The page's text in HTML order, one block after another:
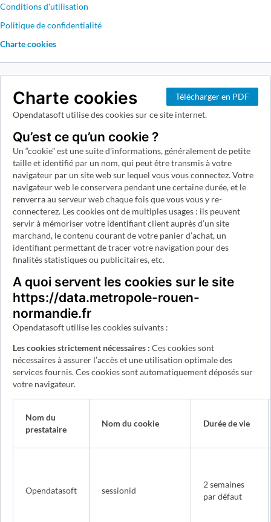
Conditions d'utilisation
Politique de confidentialité
Charte cookies
Télécharger en PDF
Charte cookies
Opendatasoft utilise des cookies sur ce site internet.
Qu’est ce qu’un cookie ?
Un “cookie” est une suite d’informations, généralement de petite
taille et identifié par un nom, qui peut être transmis à votre
navigateur par un site web sur lequel vous vous connectez. Votre
navigateur web le conservera pendant une certaine durée, et le
renverra au serveur web chaque fois que vous vous y re-
connecterez. Les cookies ont de multiples usages : ils peuvent
servir à mémoriser votre identifiant client auprès d’un site
marchand, le contenu courant de votre panier d’achat, un
identifiant permettant de tracer votre navigation pour des
finalités statistiques ou publicitaires, etc.
A quoi servent les cookies sur le site
https://data.metropole-rouen-
normandie.fr
Opendatasoft utilise les cookies suivants :
Les cookies strictement nécessaires : Ces cookies sont
nécessaires à assurer l’accès et une utilisation optimale des
services fournis. Ces cookies sont automatiquement déposés sur
votre navigateur.
Nom du
prestataire
Nom du cookie Durée de vie
Opendatasoft sessionid
2 semaines
par défaut